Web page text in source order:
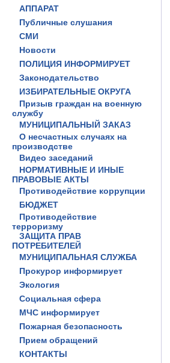
АППАРАТ
Публичные слушания
СМИ
Новости
ПОЛИЦИЯ ИНФОРМИРУЕТ
Законодательство
ИЗБИРАТЕЛЬНЫЕ ОКРУГА
Призыв граждан на военную
службу
МУНИЦИПАЛЬНЫЙ ЗАКАЗ
О несчастных случаях на
производстве
Видео заседаний
НОРМАТИВНЫЕ И ИНЫЕ
ПРАВОВЫЕ АКТЫ
Противодействие коррупции
БЮДЖЕТ
Противодействие
терроризму
ЗАЩИТА ПРАВ
ПОТРЕБИТЕЛЕЙ
МУНИЦИПАЛЬНАЯ СЛУЖБА
Прокурор информирует
Экология
Социальная сфера
МЧС информирует
Пожарная безопасность
Прием обращений
КОНТАКТЫ